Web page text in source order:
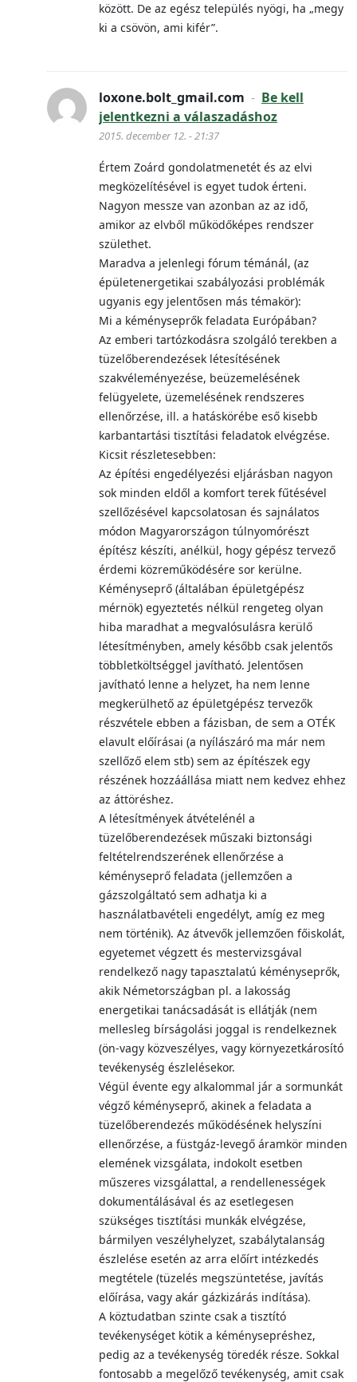
között. De az egész település nyögi, ha „megy
ki a csövön, ami kifér”.
loxone.bolt_gmail.com - Be kell
jelentkezni a válaszadáshoz
2015. december 12. - 21:37
Értem Zoárd gondolatmenetét és az elvi
megközelítésével is egyet tudok érteni.
Nagyon messze van azonban az az idő,
amikor az elvből működőképes rendszer
születhet.
Maradva a jelenlegi fórum témánál, (az
épületenergetikai szabályozási problémák
ugyanis egy jelentősen más témakör):
Mi a kéményseprők feladata Európában?
Az emberi tartózkodásra szolgáló terekben a
tüzelőberendezések létesítésének
szakvéleményezése, beüzemelésének
felügyelete, üzemelésének rendszeres
ellenőrzése, ill. a hatáskörébe eső kisebb
karbantartási tisztítási feladatok elvégzése.
Kicsit részletesebben:
Az építési engedélyezési eljárásban nagyon
sok minden eldől a komfort terek fűtésével
szellőzésével kapcsolatosan és sajnálatos
módon Magyarországon túlnyomórészt
építész készíti, anélkül, hogy gépész tervező
érdemi közreműködésére sor kerülne.
Kéményseprő (általában épületgépész
mérnök) egyeztetés nélkül rengeteg olyan
hiba maradhat a megvalósulásra kerülő
létesítményben, amely később csak jelentős
többletköltséggel javítható. Jelentősen
javítható lenne a helyzet, ha nem lenne
megkerülhető az épületgépész tervezők
részvétele ebben a fázisban, de sem a OTÉK
elavult előírásai (a nyílászáró ma már nem
szellőző elem stb) sem az építészek egy
részének hozzáállása miatt nem kedvez ehhez
az áttöréshez.
A létesítmények átvételénél a
tüzelőberendezések műszaki biztonsági
feltételrendszerének ellenőrzése a
kéményseprő feladata (jellemzően a
gázszolgáltató sem adhatja ki a
használatbavételi engedélyt, amíg ez meg
nem történik). Az átvevők jellemzően főiskolát,
egyetemet végzett és mestervizsgával
rendelkező nagy tapasztalatú kéményseprők,
akik Németországban pl. a lakosság
energetikai tanácsadását is ellátják (nem
mellesleg bírságolási joggal is rendelkeznek
(ön-vagy közveszélyes, vagy környezetkárosító
tevékenység észlelésekor.
Végül évente egy alkalommal jár a sormunkát
végző kéményseprő, akinek a feladata a
tüzelőberendezés működésének helyszíni
ellenőrzése, a füstgáz-levegő áramkör minden
elemének vizsgálata, indokolt esetben
műszeres vizsgálattal, a rendellenességek
dokumentálásával és az esetlegesen
szükséges tisztítási munkák elvégzése,
bármilyen veszélyhelyzet, szabálytalanság
észlelése esetén az arra előírt intézkedés
megtétele (tüzelés megszüntetése, javítás
előírása, vagy akár gázkizárás indítása).
A köztudatban szinte csak a tisztító
tevékenységet kötik a kéménysepréshez,
pedig az a tevékenység töredék része. Sokkal
fontosabb a megelőző tevékenység, amit csak